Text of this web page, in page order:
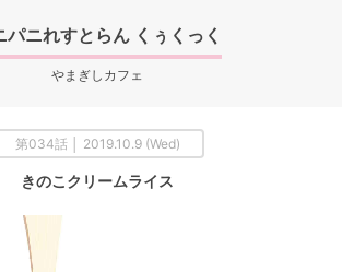
パニれすとらん くぅくっく
やまぎしカフェ
第034話 │ 2019.10.9 (Wed)
きのこクリームライス